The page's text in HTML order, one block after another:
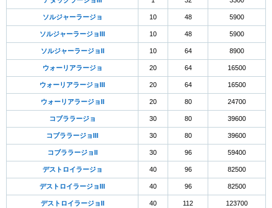
ソルジャーラージョ 10 48 5900
ソルジャーラージョIII 10 48 5900
ソルジャーラージョII 10 64 8900
ウォーリアラージョ 20 64 16500
ウォーリアラージョIII 20 64 16500
ウォーリアラージョII 20 80 24700
コブララージョ 30 80 39600
コブララージョIII 30 80 39600
コブララージョII 30 96 59400
デストロイラージョ 40 96 82500
デストロイラージョIII 40 96 82500
デストロイラージョII 40 112 123700